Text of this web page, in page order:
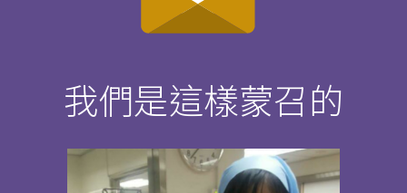
我們是這樣蒙召的